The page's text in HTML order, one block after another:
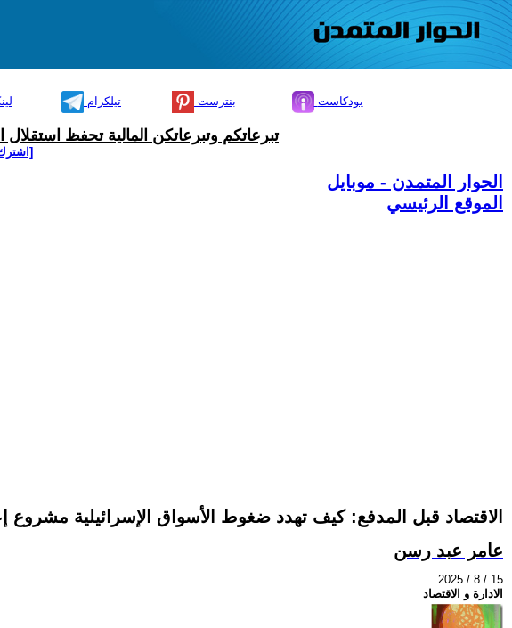
تيلكرام بنترست بودكاست
تبرعاتكم وتبرعاتكن المالية تحفظ
الحوار المتمدن - موبايل
الموقع الرئيسي
الاقتصاد قبل المدفع: كيف تهدد ضغوط الأسواق الإسرائيلية مشروع
عامر عبد رسن
2025 / 8 / 15
الادارة و الاقتصاد